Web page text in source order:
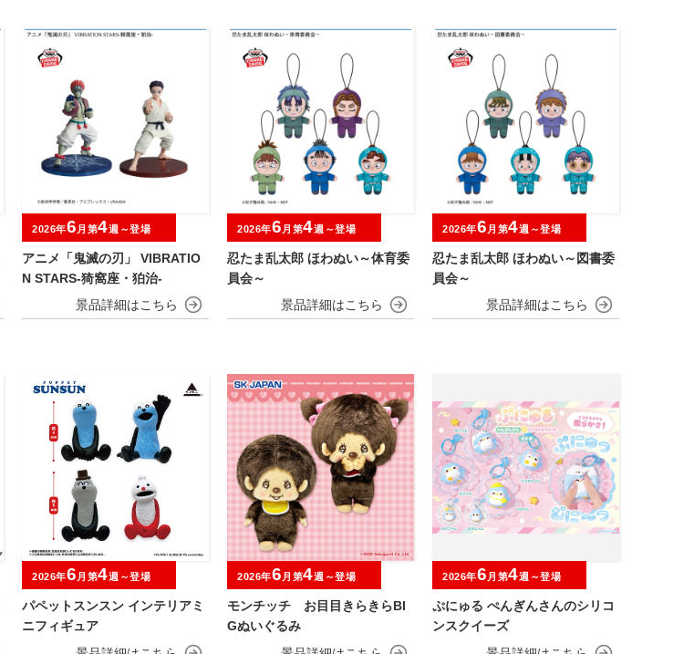
アニメ「鬼滅の刃」 VIBRATIO
N STARS-猗窩座・狛治-
2026年6 月第4週～登場
忍たま乱太郎 ほわぬい～体育委
員会～
2026年6 月第4週～登場
忍たま乱太郎 ほわぬい～図書委
員会～
2026年6 月第4週～登場
パペットスンスン インテリアミ
ニフィギュア
2026年6 月第4週～登場
モンチッチ お目目きらきらBI
Gぬいぐるみ
2026年6 月第4週～登場
ぷにゅる ぺんぎんさんのシリコ
ンスクイーズ
2026年6 月第4週～登場